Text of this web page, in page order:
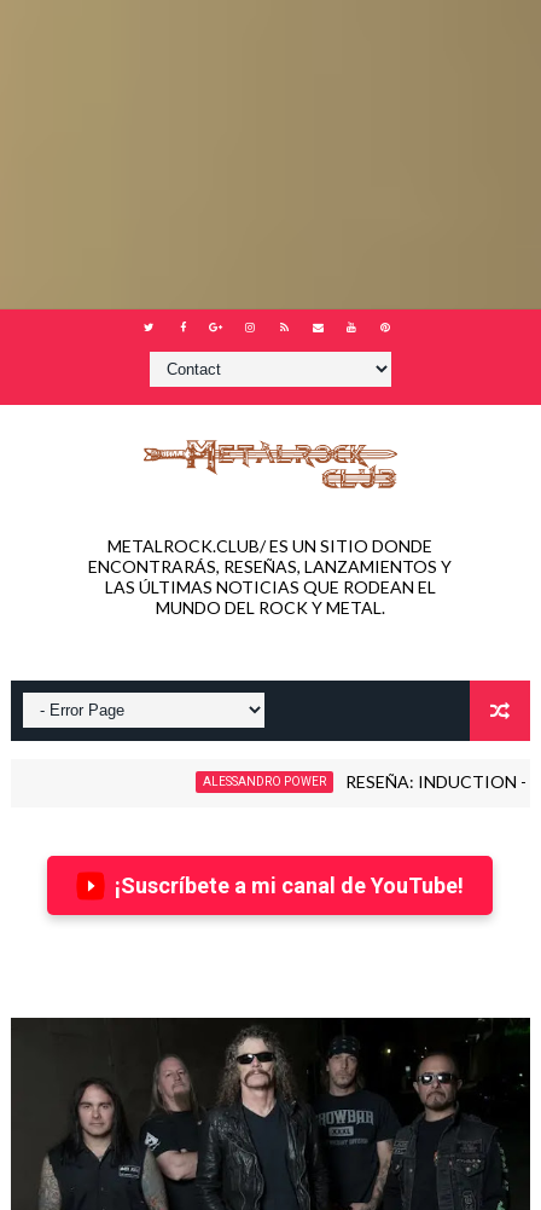
METALROCK.CLUB/ ES UN SITIO DONDE
ENCONTRARÁS, RESEÑAS, LANZAMIENTOS Y
LAS ÚLTIMAS NOTICIAS QUE RODEAN EL
MUNDO DEL ROCK Y METAL.
ALESSANDRO POWER RESEÑA: INDUCTION - LOVE KILLS!
¡Suscríbete a mi canal de YouTube!